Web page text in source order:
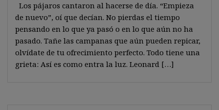
Los pájaros cantaron al hacerse de día. “Empieza
de nuevo”, oí que decían. No pierdas el tiempo
pensando en lo que ya pasó o en lo que aún no ha
pasado. Tañe las campanas que aún pueden repicar,
olvídate de tu ofrecimiento perfecto. Todo tiene una
grieta: Así es como entra la luz. Leonard […]